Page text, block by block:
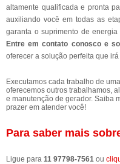
altamente qualificada e pronta
auxiliando você em todas as
garanta o suprimento de
Entre em contato conosco e
oferecer a solução perfeita que
Executamos cada trabalho de
oferecemos outros trabalhamos,
e manutenção de gerador. Saiba
prazer em atender você!
Para saber mais
Ligue para 11 97798-7561 ou